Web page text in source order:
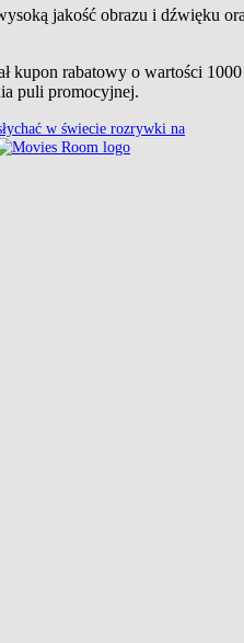
jakość obrazu i dźwięku
kupon rabatowy o wartości
puli promocyjnej.
w świecie rozrywki na